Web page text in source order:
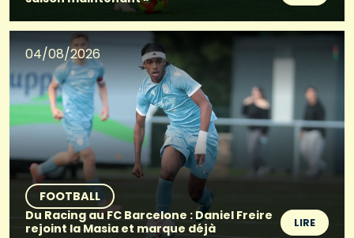
04/08/2026
FOOTBALL
Du Racing au FC Barcelone : Daniel Freire
rejoint la Masia et marque déjà
LIRE